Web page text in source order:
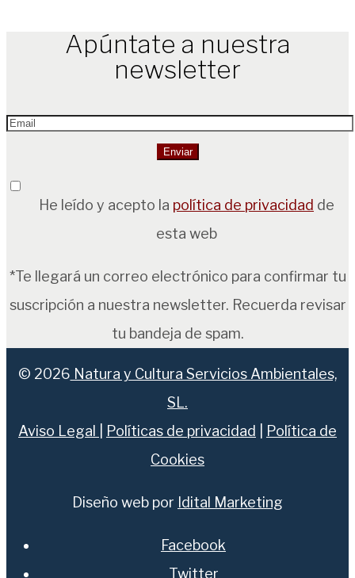
Apúntate a nuestra
newsletter
He leído y acepto la política de privacidad de
esta web
*Te llegará un correo electrónico para confirmar tu
suscripción a nuestra newsletter. Recuerda revisar
tu bandeja de spam.
© 2026 Natura y Cultura Servicios Ambientales,
SL.
Aviso Legal
Políticas de privacidad
Política de
Cookies
Diseño web por Idital Marketing
Facebook
Twitter